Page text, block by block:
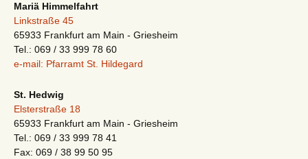
Mariä Himmelfahrt
Linkstraße 45
65933 Frankfurt am Main - Griesheim
Tel.: 069 / 33 999 78 60
e-mail: Pfarramt St. Hildegard
St. Hedwig
Elsterstraße 18
65933 Frankfurt am Main - Griesheim
Tel.: 069 / 33 999 78 41
Fax: 069 / 38 99 50 95